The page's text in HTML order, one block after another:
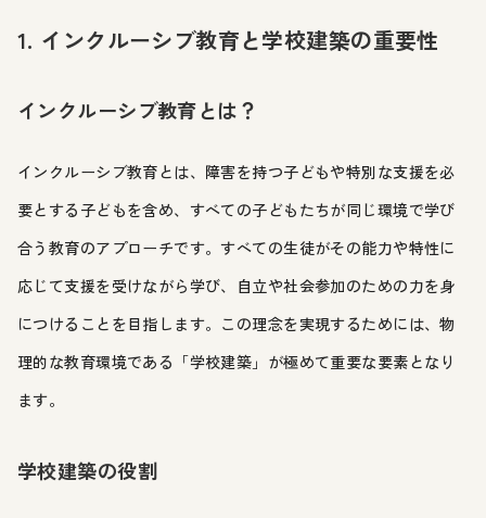
1. インクルーシブ教育と学校建築の重要性
インクルーシブ教育とは？
インクルーシブ教育とは、障害を持つ子どもや特別な支援を必
要とする子どもを含め、すべての子どもたちが同じ環境で学び
合う教育のアプローチです。すべての生徒がその能力や特性に
応じて支援を受けながら学び、自立や社会参加のための力を身
につけることを目指します。この理念を実現するためには、物
理的な教育環境である「学校建築」が極めて重要な要素となり
ます。
学校建築の役割